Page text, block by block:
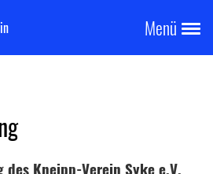
Menü
Kneipp-Verein Syke e.V.